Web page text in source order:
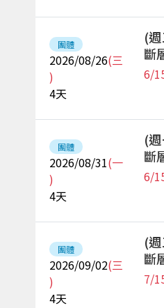
團體
2026/08/26(三
)
4天
(
斷
6/
團體
2026/08/31(一
)
4天
(
斷
6/
團體
2026/09/02(三
)
4天
(
斷
7/